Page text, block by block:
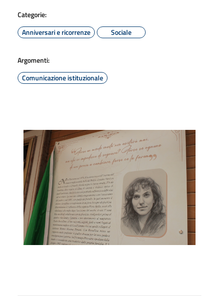
Categorie:
Anniversari e ricorrenze
Sociale
Argomenti:
Comunicazione istituzionale